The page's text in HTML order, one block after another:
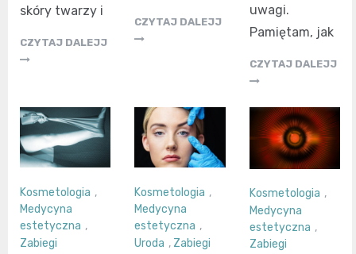
skóry twarzy i
CZYTAJ DALEJJ
CZYTAJ DALEJJ
uwagi.
Pamiętam, jak
CZYTAJ DALEJJ
Kosmetologia ,
Medycyna
estetyczna ,
Zabiegi
Kosmetologia ,
Medycyna
estetyczna ,
Uroda , Zabiegi
Kosmetologia ,
Medycyna
estetyczna ,
Zabiegi